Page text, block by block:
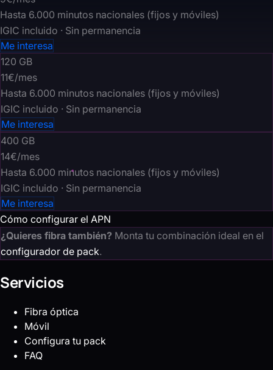
Hasta 6.000 minutos nacionales (fijos y móviles)
IGIC incluido · Sin permanencia
Me interesa
120 GB
11€/mes
Hasta 6.000 minutos nacionales (fijos y móviles)
IGIC incluido · Sin permanencia
Me interesa
400 GB
14€/mes
Hasta 6.000 minutos nacionales (fijos y móviles)
IGIC incluido · Sin permanencia
Me interesa
Cómo configurar el APN
¿Quieres fibra también? Monta tu combinación ideal en el
configurador de pack.
Servicios
Fibra óptica
Móvil
Configura tu pack
FAQ